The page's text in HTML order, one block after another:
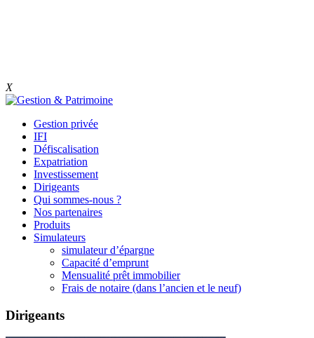
X
Gestion privée
IFI
Défiscalisation
Expatriation
Investissement
Dirigeants
Qui sommes-nous ?
Nos partenaires
Produits
Simulateurs
simulateur d’épargne
Capacité d’emprunt
Mensualité prêt immobilier
Frais de notaire (dans l’ancien et le neuf)
Dirigeants